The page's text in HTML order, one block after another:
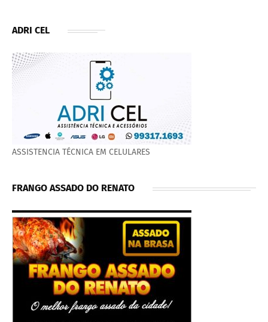
ADRI CEL
ASSISTENCIA TÉCNICA EM CELULARES
FRANGO ASSADO DO RENATO